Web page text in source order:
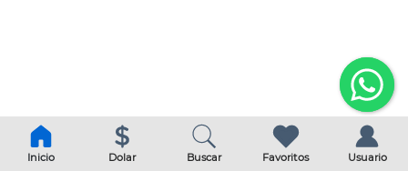
Inicio Dolar Buscar Favoritos Usuario